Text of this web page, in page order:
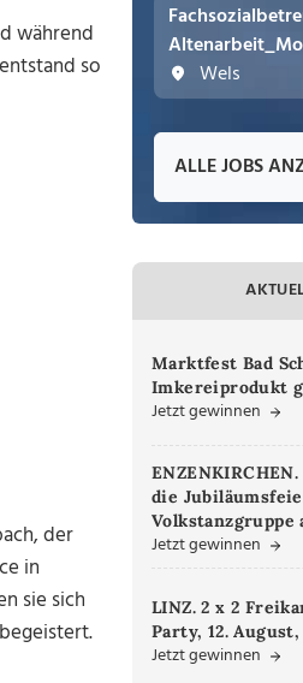
während
so
der
in
sie sich
Wels
ALLE JOBS
Marktfest Bad
Imkereiprodukt
Jetzt gewinnen
die
Volkstanzgruppe
Jetzt gewinnen
LINZ. 2 x 2
Party, 12.
Jetzt gewinnen